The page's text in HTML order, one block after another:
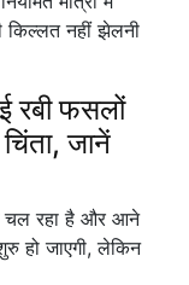
नहीं झेलनी
रबी फसलों
जानें
चल रहा है और आने
हो जाएगी, लेकिन